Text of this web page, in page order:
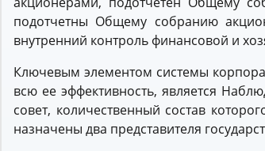
подотчетны Общему собранию
внутренний контроль финансовой и
Ключевым элементом системы
всю ее эффективность, является
совет, количественный состав
назначены два представителя